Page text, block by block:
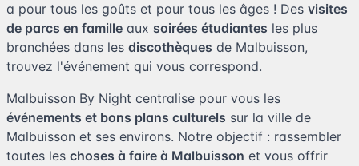
a pour tous les goûts et pour tous les âges ! Des visites
de parcs en famille aux soirées étudiantes les plus
branchées dans les discothèques de Malbuisson,
trouvez l'événement qui vous correspond.
Malbuisson By Night centralise pour vous les
événements et bons plans culturels sur la ville de
Malbuisson et ses environs. Notre objectif : rassembler
toutes les choses à faire à Malbuisson et vous offrir